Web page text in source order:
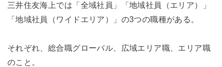
三井住友海上では「全域社員」「地域社員（エリア）」
「地域社員（ワイドエリア）」の3つの職種がある。
それぞれ、総合職グローバル、広域エリア職、エリア職
のこと。